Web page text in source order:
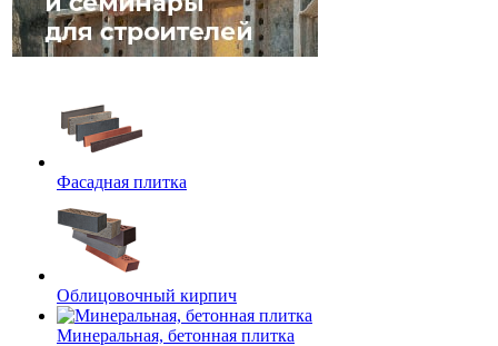
Фасадная плитка
Облицовочный кирпич
Минеральная, бетонная плитка